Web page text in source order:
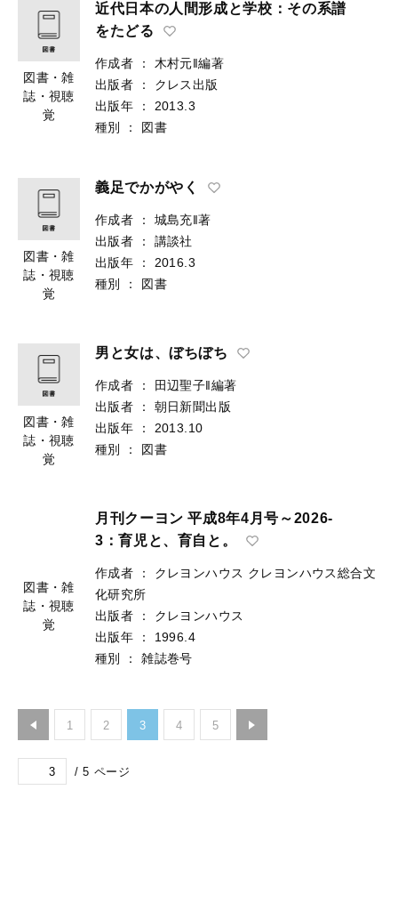
図書・雑
誌・視聴
覚
近代日本の人間形成と学校：その系譜
をたどる
作成者 ：
木村元‖編著
出版者
：
クレス出版
出版年
：
2013.3
種別
： 図書
図書・雑
誌・視聴
覚
義足でかがやく
作成者 ：
城島充‖著
出版者
：
講談社
出版年
：
2016.3
種別
： 図書
図書・雑
誌・視聴
覚
男と女は、ぼちぼち
作成者 ：
田辺聖子‖編著
出版者
：
朝日新聞出版
出版年
：
2013.10
種別
： 図書
図書・雑
誌・視聴
覚
月刊クーヨン 平成8年4月号～2026-
3：育児と、育自と。
作成者 ： クレヨンハウス クレヨンハウス総合文
化研究所
出版者
：
クレヨンハウス
出版年
：
1996.4
種別
： 雑誌巻号
1 2 3 4 5
/ 5 ページ